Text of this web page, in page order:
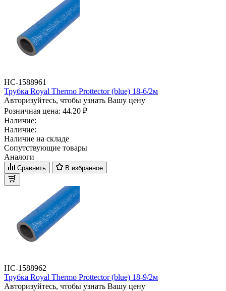
НС-1588961
Трубка Royal Thermo Prottector (blue) 18-6/2м
Авторизуйтесь, чтобы узнать Вашу цену
Розничная цена: 44.20 ₽
Наличие:
Наличие:
Наличие на складе
Сопутствующие товары
Аналоги
Сравнить В избранное
НС-1588962
Трубка Royal Thermo Prottector (blue) 18-9/2м
Авторизуйтесь, чтобы узнать Вашу цену